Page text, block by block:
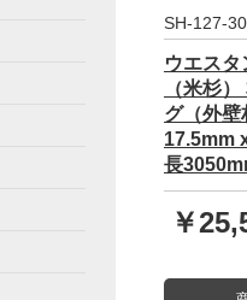
SH-127-
ウエス
（米杉
グ（外
17.5mm
長
￥